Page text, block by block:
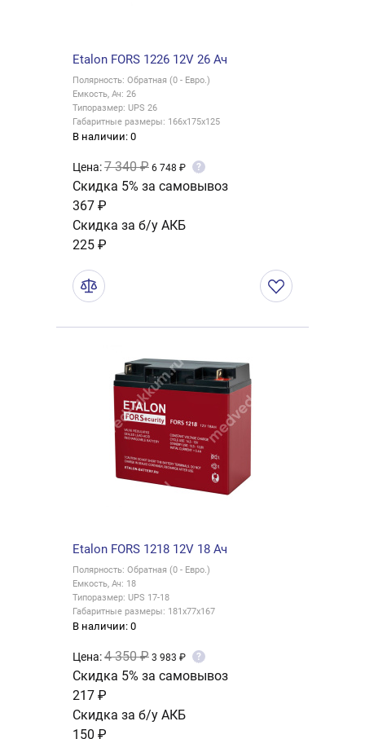
Etalon FORS 1226 12V 26 Ач
Полярность: Обратная (0 - Евро.)
Емкость, Ач: 26
Типоразмер: UPS 26
Габаритные размеры: 166x175x125
В наличии: 0
Цена:7 340 ₽ 6 748 ₽ ?
Скидка 5% за самовывоз
367 ₽
Скидка за б/у АКБ
225 ₽
Etalon FORS 1218 12V 18 Ач
Полярность: Обратная (0 - Евро.)
Емкость, Ач: 18
Типоразмер: UPS 17-18
Габаритные размеры: 181x77x167
В наличии: 0
Цена:4 350 ₽ 3 983 ₽ ?
Скидка 5% за самовывоз
217 ₽
Скидка за б/у АКБ
150 ₽